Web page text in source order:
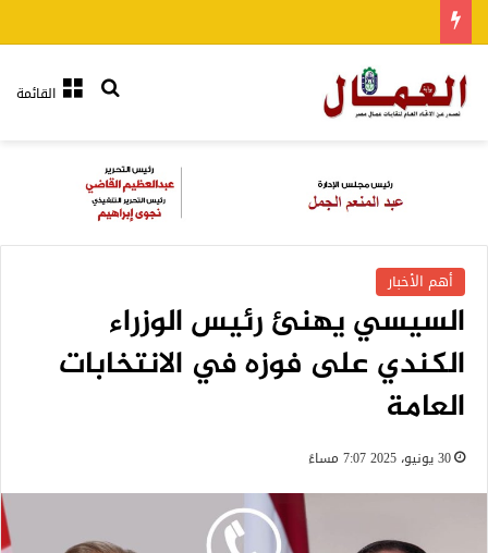
القائمةبحث عن
أهم الأخبار
السيسي يهنئ رئيس الوزراء
الكندي على فوزه في الانتخابات
العامة
30 يونيو، 2025 7:07 مساءً